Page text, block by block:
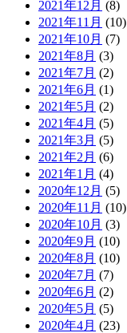
2021年12月 (8)
2021年11月 (10)
2021年10月 (7)
2021年8月 (3)
2021年7月 (2)
2021年6月 (1)
2021年5月 (2)
2021年4月 (5)
2021年3月 (5)
2021年2月 (6)
2021年1月 (4)
2020年12月 (5)
2020年11月 (10)
2020年10月 (3)
2020年9月 (10)
2020年8月 (10)
2020年7月 (7)
2020年6月 (2)
2020年5月 (5)
2020年4月 (23)